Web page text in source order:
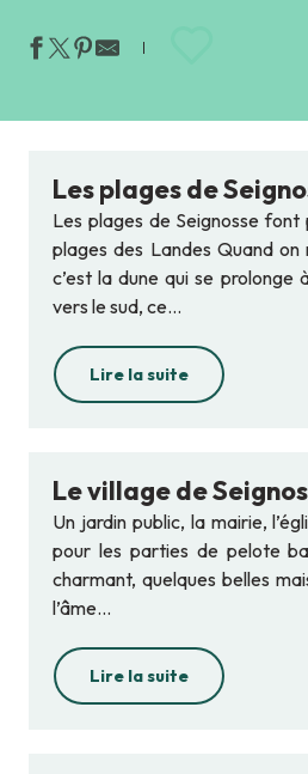
Les plages de
Les plages de Seignosse font
plages des Landes Quand
c’est la dune qui se prolonge
vers le sud, ce...
Lire la suite
Le village de
Un jardin public, la mairie,
pour les parties de pelote
charmant, quelques belles
l’âme...
Lire la suite